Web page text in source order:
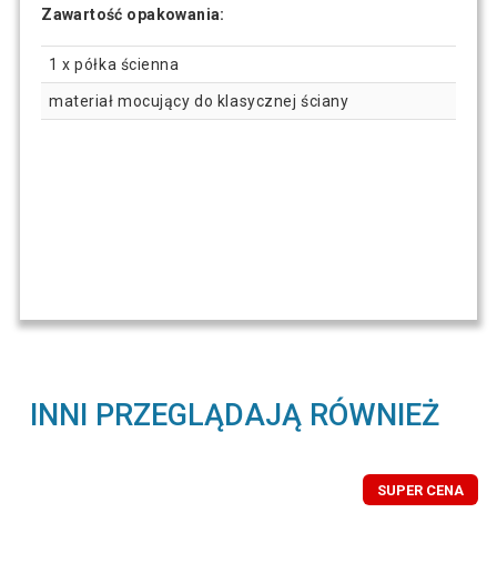
Zawartość opakowania:
1 x półka ścienna
materiał mocujący do klasycznej ściany
INNI PRZEGLĄDAJĄ RÓWNIEŻ
SUPER CENA